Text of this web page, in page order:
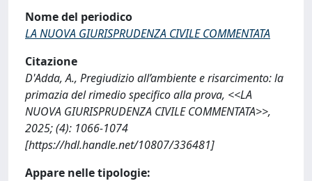
Nome del periodico
LA NUOVA GIURISPRUDENZA CIVILE COMMENTATA
Citazione
D'Adda, A., Pregiudizio all’ambiente e risarcimento: la
primazia del rimedio specifico alla prova, <<LA
NUOVA GIURISPRUDENZA CIVILE COMMENTATA>>,
2025; (4): 1066-1074
[https://hdl.handle.net/10807/336481]
Appare nelle tipologie: